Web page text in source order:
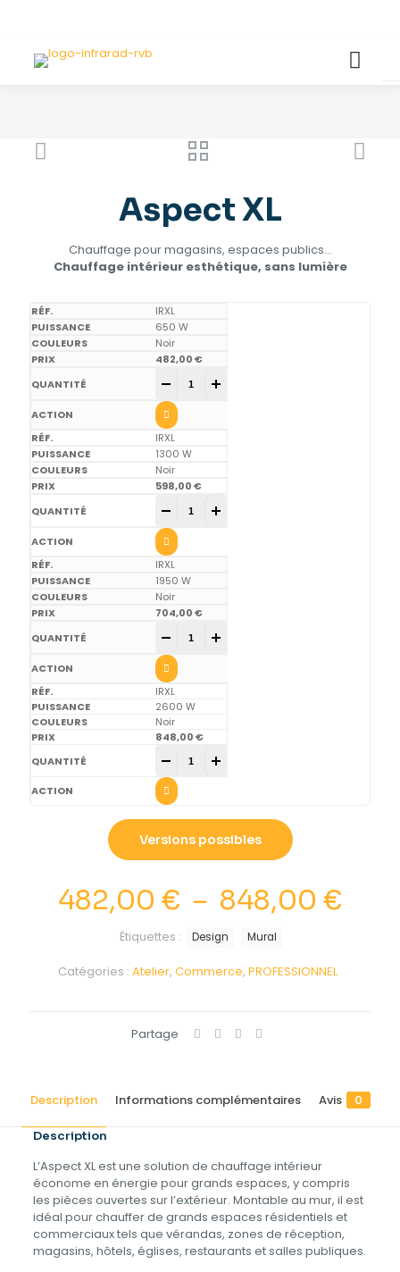
Aspect XL
Chauffage pour magasins, espaces publics…
Chauffage intérieur esthétique, sans lumière
IRXL
650 W
Noir
482,00€
+
IRXL
1300 W
Noir
598,00€
+
IRXL
1950 W
Noir
704,00€
+
IRXL
2600 W
Noir
848,00€
Aspect XL quantity
+
Versions possibles
482,00 € – 848,00 €
Catégories : Atelier, Commerce, PROFESSIONNEL
Étiquettes : Design Mural
Partage
Description Informations complémentaires Avis 0
Description
L’Aspect XL est une solution de chauffage intérieur
économe en énergie pour grands espaces, y compris
les pièces ouvertes sur l’extérieur. Montable au mur, il est
idéal pour chauffer de grands espaces résidentiels et
commerciaux tels que vérandas, zones de réception,
magasins, hôtels, églises, restaurants et salles publiques.